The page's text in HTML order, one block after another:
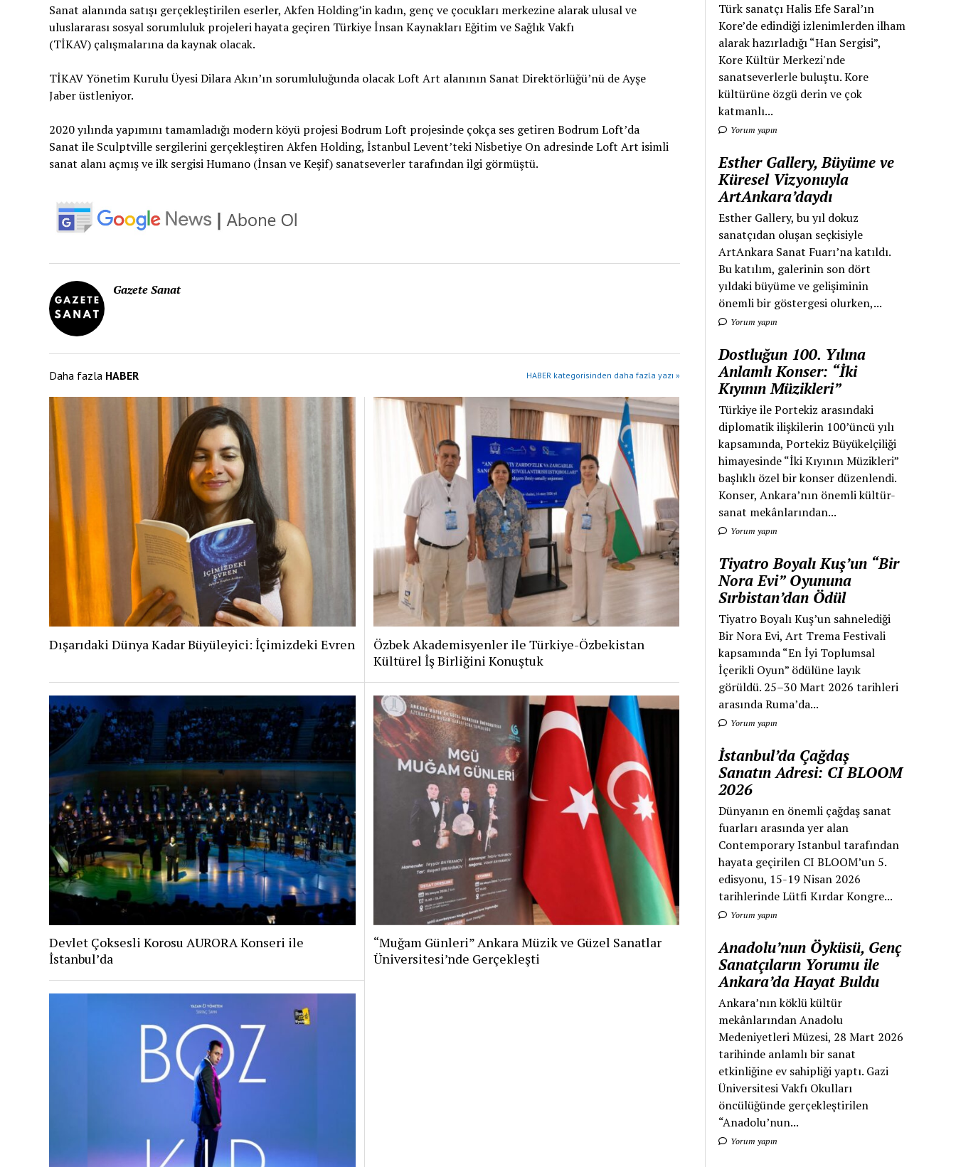
Sanat alanında satışı gerçekleştirilen eserler, Akfen Holding’in kadın, genç ve çocukları merkezine alarak ulusal ve
uluslararası sosyal sorumluluk projeleri hayata geçiren Türkiye İnsan Kaynakları Eğitim ve Sağlık Vakfı
(TİKAV) çalışmalarına da kaynak olacak.
TİKAV Yönetim Kurulu Üyesi Dilara Akın’ın sorumluluğunda olacak Loft Art alanının Sanat Direktörlüğü’nü de Ayşe
Jaber üstleniyor.
2020 yılında yapımını tamamladığı modern köyü projesi Bodrum Loft projesinde çokça ses getiren Bodrum Loft’da
Sanat ile Sculptville sergilerini gerçekleştiren Akfen Holding, İstanbul Levent’teki Nisbetiye On adresinde Loft Art isimli
sanat alanı açmış ve ilk sergisi Humano (İnsan ve Keşif) sanatseverler tarafından ilgi görmüştü.
Gazete Sanat
Daha fazla HABER HABER kategorisinden daha fazla yazı »
Dışarıdaki Dünya Kadar Büyüleyici: İçimizdeki Evren
Özbek Akademisyenler ile Türkiye-Özbekistan
Kültürel İş Birliğini Konuştuk
Devlet Çoksesli Korosu AURORA Konseri ile
İstanbul’da
“Muğam Günleri” Ankara Müzik ve Güzel Sanatlar
Üniversitesi’nde Gerçekleşti
Türk sanatçı Halis Efe Saral’ın
Kore’de edindiği izlenimlerden ilham
alarak hazırladığı “Han Sergisi”,
Kore Kültür Merkezi'nde
sanatseverlerle buluştu. Kore
kültürüne özgü derin ve çok
katmanlı...
Yorum yapın
Esther Gallery, Büyüme ve
Küresel Vizyonuyla
ArtAnkara’daydı
Esther Gallery, bu yıl dokuz
sanatçıdan oluşan seçkisiyle
ArtAnkara Sanat Fuarı’na katıldı.
Bu katılım, galerinin son dört
yıldaki büyüme ve gelişiminin
önemli bir göstergesi olurken,...
Yorum yapın
Dostluğun 100. Yılına
Anlamlı Konser: “İki
Kıyının Müzikleri”
Türkiye ile Portekiz arasındaki
diplomatik ilişkilerin 100’üncü yılı
kapsamında, Portekiz Büyükelçiliği
himayesinde “İki Kıyının Müzikleri”
başlıklı özel bir konser düzenlendi.
Konser, Ankara’nın önemli kültür-
sanat mekânlarından...
Yorum yapın
Tiyatro Boyalı Kuş’un “Bir
Nora Evi” Oyununa
Sırbistan’dan Ödül
Tiyatro Boyalı Kuş’un sahnelediği
Bir Nora Evi, Art Trema Festivali
kapsamında “En İyi Toplumsal
İçerikli Oyun” ödülüne layık
görüldü. 25–30 Mart 2026 tarihleri
arasında Ruma’da...
Yorum yapın
İstanbul’da Çağdaş
Sanatın Adresi: CI BLOOM
2026
Dünyanın en önemli çağdaş sanat
fuarları arasında yer alan
Contemporary Istanbul tarafından
hayata geçirilen CI BLOOM’un 5.
edisyonu, 15-19 Nisan 2026
tarihlerinde Lütfi Kırdar Kongre...
Yorum yapın
Anadolu’nun Öyküsü, Genç
Sanatçıların Yorumu ile
Ankara’da Hayat Buldu
Ankara’nın köklü kültür
mekânlarından Anadolu
Medeniyetleri Müzesi, 28 Mart 2026
tarihinde anlamlı bir sanat
etkinliğine ev sahipliği yaptı. Gazi
Üniversitesi Vakfı Okulları
öncülüğünde gerçekleştirilen
“Anadolu’nun...
Yorum yapın